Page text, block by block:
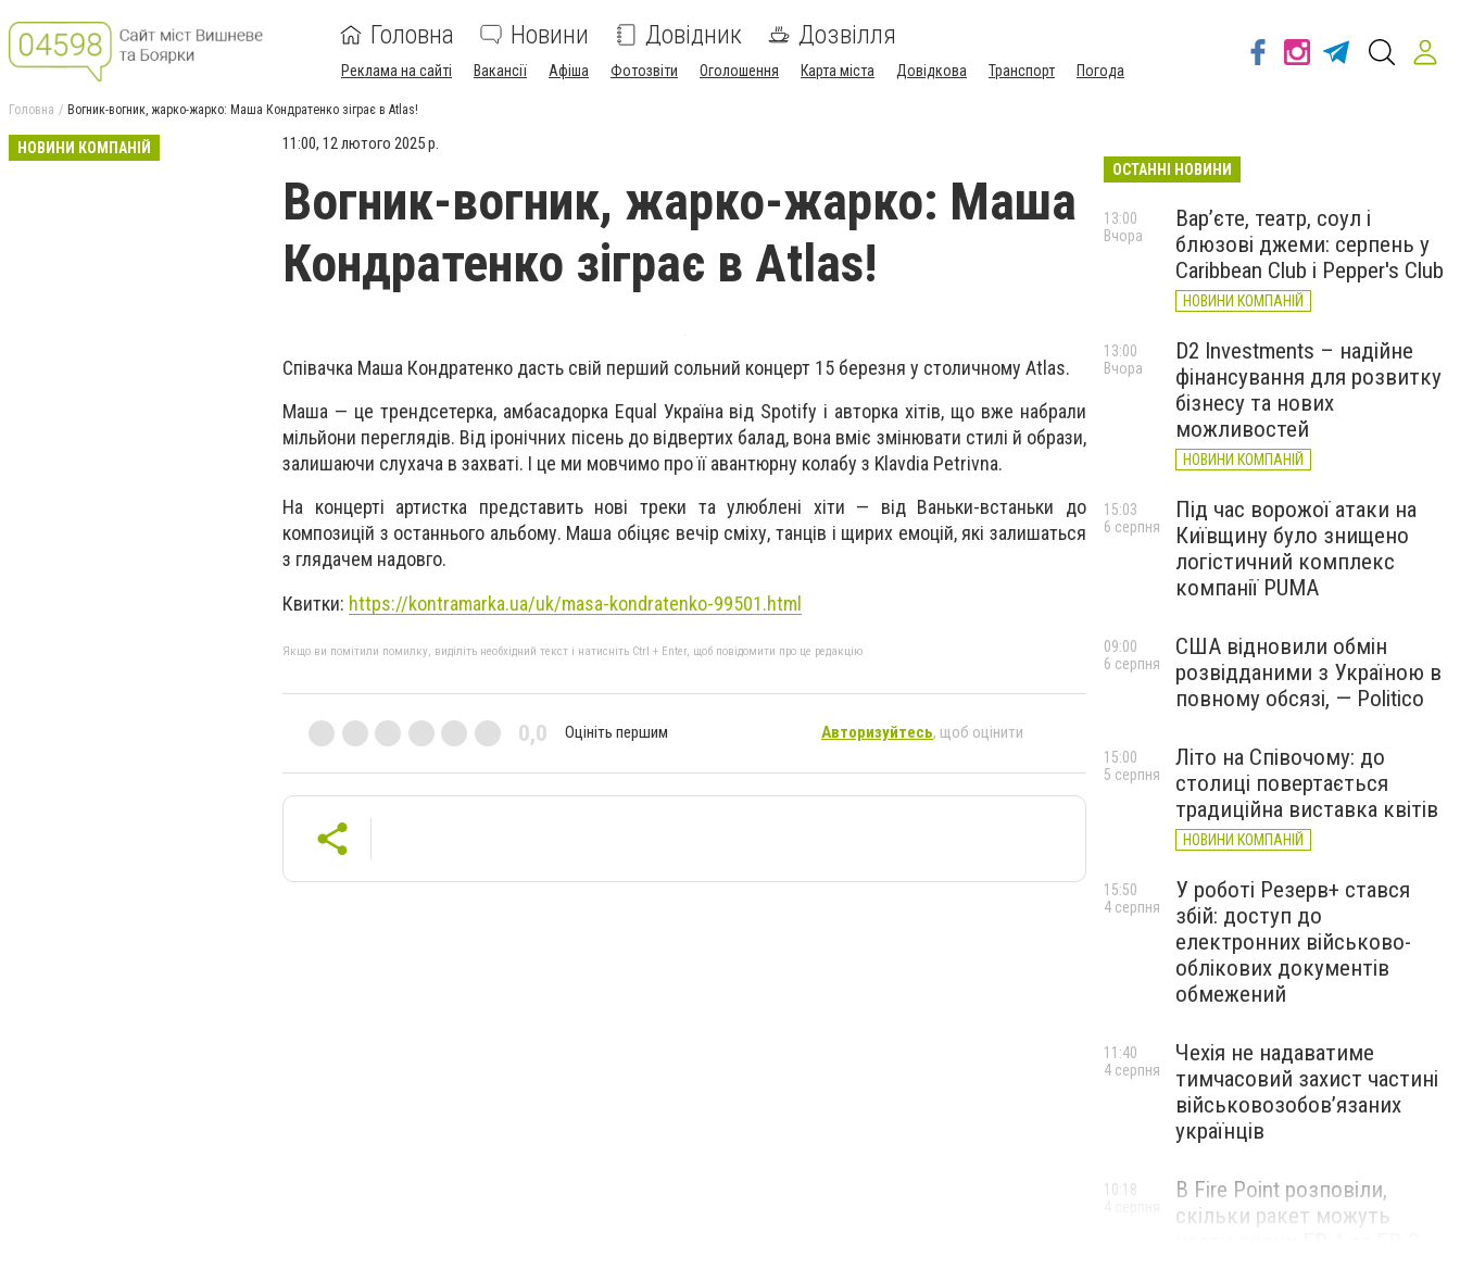
Головна Новини Довідник Дозвілля
Реклама на сайті Вакансії Афіша Фотозвіти Оголошення Карта міста Довідкова Транспорт Погода
Головна Вогник-вогник, жарко-жарко: Маша Кондратенко зіграє в Atlas!
НОВИНИ КОМПАНІЙ 11:00, 12 лютого 2025 р.
Вогник-вогник, жарко-жарко: Маша
Кондратенко зіграє в Atlas!
Співачка Маша Кондратенко дасть свій перший сольний концерт 15 березня у столичному Atlas.
Маша — це трендсетерка, амбасадорка Equal Україна від Spotify і авторка хітів, що вже набрали
мільйони переглядів. Від іронічних пісень до відвертих балад, вона вміє змінювати стилі й образи,
залишаючи слухача в захваті. І це ми мовчимо про її авантюрну колабу з Klavdia Petrivna.
На концерті артистка представить нові треки та улюблені хіти — від Ваньки-встаньки до
композицій з останнього альбому. Маша обіцяє вечір сміху, танців і щирих емоцій, які залишаться
з глядачем надовго.
Квитки: https://kontramarka.ua/uk/masa-kondratenko-99501.html
Якщо ви помітили помилку, виділіть необхідний текст і натисніть Ctrl + Enter, щоб повідомити про це редакцію
0,0 Оцініть першим Авторизуйтесь, щоб оцінити
ОСТАННІ НОВИНИ
Вар’єте, театр, соул і
блюзові джеми: серпень у
Caribbean Club і Pepper's Club
НОВИНИ КОМПАНІЙ
13:00
Вчора
D2 Investments – надійне
фінансування для розвитку
бізнесу та нових
можливостей
НОВИНИ КОМПАНІЙ
13:00
Вчора
Під час ворожої атаки на
Київщину було знищено
логістичний комплекс
компанії PUMA
15:03
6 серпня
США відновили обмін
розвідданими з Україною в
повному обсязі, — Politico
09:00
6 серпня
Літо на Співочому: до
столиці повертається
традиційна виставка квітів
НОВИНИ КОМПАНІЙ
15:00
5 серпня
У роботі Резерв+ стався
збій: доступ до
електронних військово-
облікових документів
обмежений
15:50
4 серпня
Чехія не надаватиме
тимчасовий захист частині
військовозобов’язаних
українців
11:40
4 серпня
В Fire Point розповіли,
скільки ракет можуть
10:18